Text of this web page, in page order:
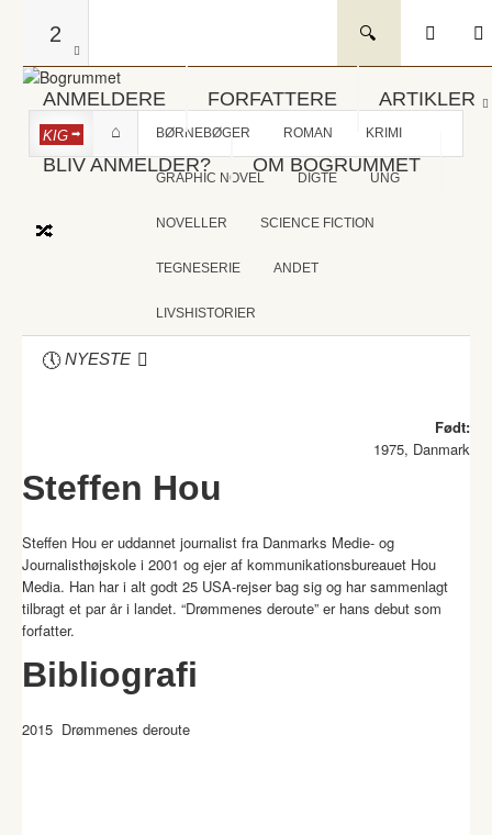
2
ANMELDERE FORFATTERE ARTIKLER
BLIV ANMELDER? OM BOGRUMMET
KIG BØRNEBØGER ROMAN KRIMI
GRAPHIC NOVEL DIGTE UNG
NOVELLER SCIENCE FICTION
TEGNESERIE ANDET
LIVSHISTORIER
NYESTE
Født:
1975, Danmark
Steffen Hou
Steffen Hou er uddannet journalist fra Danmarks Medie- og
Journalisthøjskole i 2001 og ejer af kommunikationsbureauet Hou
Media. Han har i alt godt 25 USA-rejser bag sig og har sammenlagt
tilbragt et par år i landet. “Drømmenes deroute” er hans debut som
forfatter.
Bibliografi
2015 Drømmenes deroute